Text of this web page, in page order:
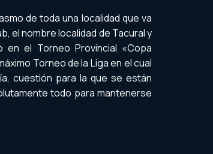
de toda una localidad que va
el nombre localidad de Tacural y
en el Torneo Provincial «Copa
Torneo de la Liga en el cual
cuestión para la que se están
todo para mantenerse